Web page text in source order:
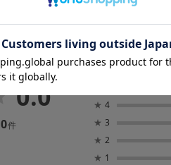
0.0
0件
★ 4
★ 3
★ 2
★ 1